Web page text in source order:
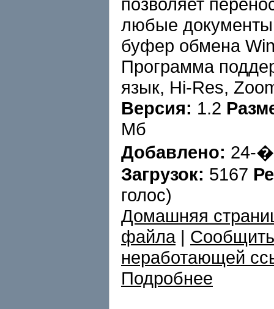
любые
буфер обмена
Программа
язык, Hi-Res,
Версия: 1.2
Мб
Добавлено: 24-
Загрузок: 5167
голос)
Домашняя
файла|
неработающей
Подробнее